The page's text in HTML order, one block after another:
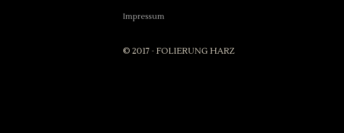
Impressum
© 2017 - FOLIERUNG HARZ